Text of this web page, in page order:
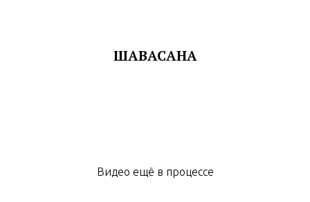
ШАВАСАНА
Видео ещё в процессе